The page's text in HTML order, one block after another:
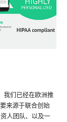
我们已经在欧洲推
来源于联合创始
人团队、以及一